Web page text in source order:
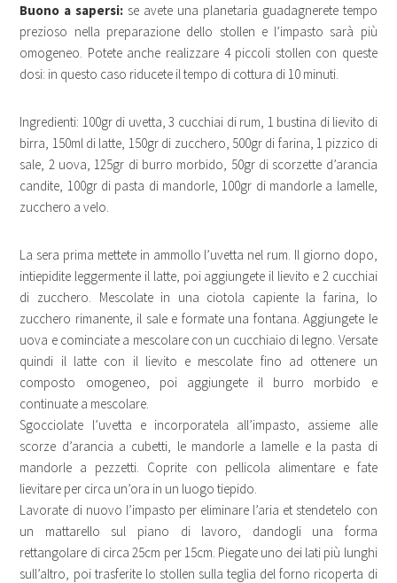
Buono a sapersi: se avete una planetaria guadagnerete tempo
prezioso nella preparazione dello stollen e l’impasto sarà più
omogeneo. Potete anche realizzare 4 piccoli stollen con queste
dosi: in questo caso riducete il tempo di cottura di 10 minuti.
Ingredienti: 100gr di uvetta, 3 cucchiai di rum, 1 bustina di lievito di
birra, 150ml di latte, 150gr di zucchero, 500gr di farina, 1 pizzico di
sale, 2 uova, 125gr di burro morbido, 50gr di scorzette d’arancia
candite, 100gr di pasta di mandorle, 100gr di mandorle a lamelle,
zucchero a velo.
La sera prima mettete in ammollo l’uvetta nel rum. Il giorno dopo,
intiepidite leggermente il latte, poi aggiungete il lievito e 2 cucchiai
di zucchero. Mescolate in una ciotola capiente la farina, lo
zucchero rimanente, il sale e formate una fontana. Aggiungete le
uova e cominciate a mescolare con un cucchiaio di legno. Versate
quindi il latte con il lievito e mescolate fino ad ottenere un
composto omogeneo, poi aggiungete il burro morbido e
continuate a mescolare.
Sgocciolate l’uvetta e incorporatela all’impasto, assieme alle
scorze d’arancia a cubetti, le mandorle a lamelle e la pasta di
mandorle a pezzetti. Coprite con pellicola alimentare e fate
lievitare per circa un’ora in un luogo tiepido.
Lavorate di nuovo l’impasto per eliminare l’aria et stendetelo con
un mattarello sul piano di lavoro, dandogli una forma
rettangolare di circa 25cm per 15cm. Piegate uno dei lati più lunghi
sull’altro, poi trasferite lo stollen sulla teglia del forno ricoperta di